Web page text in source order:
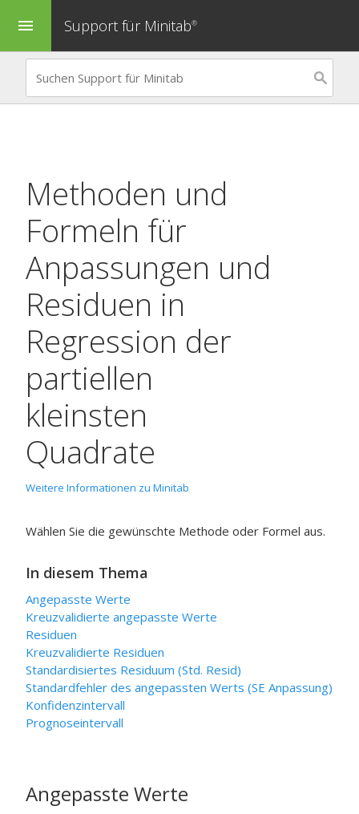
menu Support für Minitab®
Methoden und
Formeln für
Anpassungen und
Residuen in
Regression der
partiellen
kleinsten
Quadrate
Weitere Informationen zu Minitab
Wählen Sie die gewünschte Methode oder Formel aus.
In diesem Thema
Angepasste Werte
Kreuzvalidierte angepasste Werte
Residuen
Kreuzvalidierte Residuen
Standardisiertes Residuum (Std. Resid)
Standardfehler des angepassten Werts (SE Anpassung)
Konfidenzintervall
Prognoseintervall
Angepasste Werte